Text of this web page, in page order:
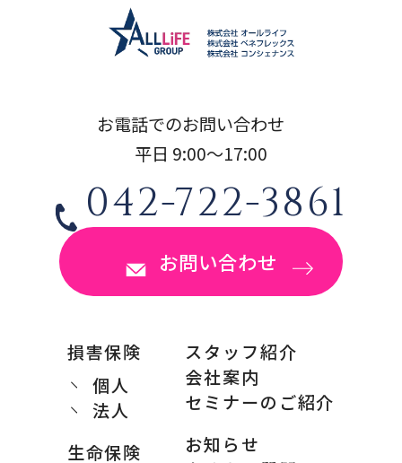
お電話でのお問い合わせ
平日 9:00〜17:00
042-722-3861
お問い合わせ
損害保険
個人
法人
生命保険
スタッフ紹介
会社案内
セミナーのご紹介
お知らせ